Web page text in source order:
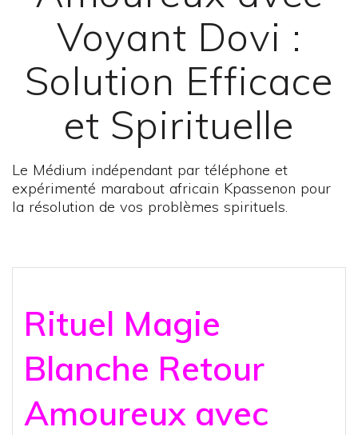
Voyant Dovi :
Solution Efficace
et Spirituelle
Le Médium indépendant par téléphone et
expérimenté marabout africain Kpassenon pour
la résolution de vos problèmes spirituels.
Rituel Magie
Blanche Retour
Amoureux avec